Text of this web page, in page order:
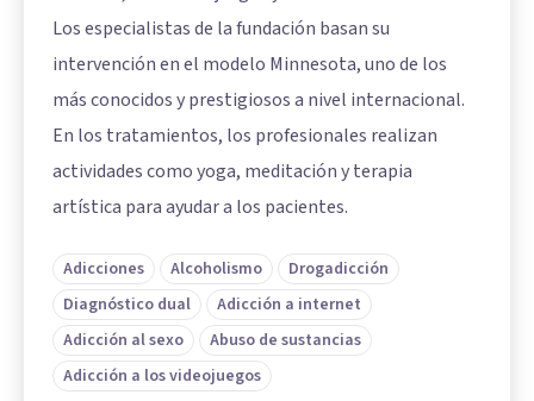
Los especialistas de la fundación basan su
intervención en el modelo Minnesota, uno de los
más conocidos y prestigiosos a nivel internacional.
En los tratamientos, los profesionales realizan
actividades como yoga, meditación y terapia
artística para ayudar a los pacientes.
Adicciones Alcoholismo
Drogadicción
Diagnóstico dual
Adicción a internet
Adicción al sexo
Abuso de sustancias
Adicción a los videojuegos